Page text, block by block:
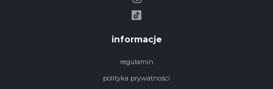
informacje
regulamin
polityka prywatności